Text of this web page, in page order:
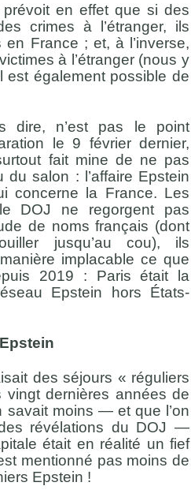
en effet que si des
crimes à l’étranger, ils
France ; et, à l’inverse,
à l’étranger (nous y
est également possible de
dire, n’est pas le point
le 9 février dernier,
fait mine de ne pas
du salon : l’affaire Epstein
concerne la France. Les
DOJ ne regorgent pas
de noms français (dont
jusqu’au cou), ils
implacable ce que
2019 : Paris était la
Epstein hors États-
des séjours « réguliers
dernières années de
savait moins — et que l’on
révélations du DOJ —
était en réalité un fief
mentionné pas moins de
Epstein !